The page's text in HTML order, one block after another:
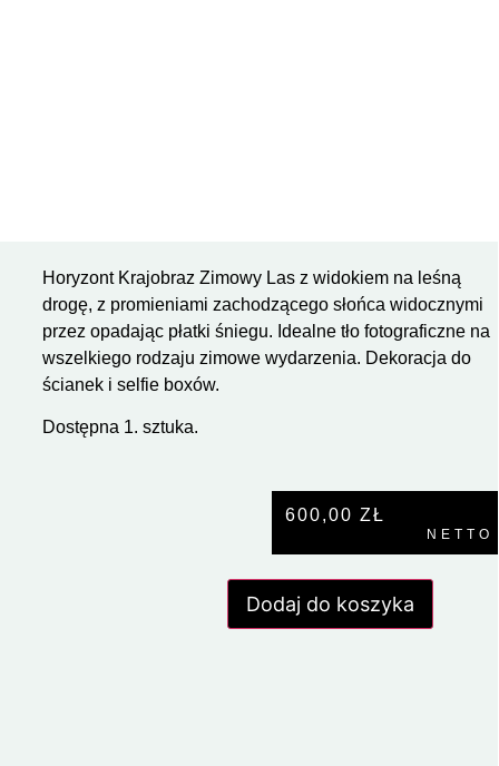
Horyzont Krajobraz Zimowy Las z widokiem na leśną
drogę, z promieniami zachodzącego słońca widocznymi
przez opadając płatki śniegu. Idealne tło fotograficzne na
wszelkiego rodzaju zimowe wydarzenia. Dekoracja do
ścianek i selfie boxów.
Dostępna 1. sztuka.
600,00 ZŁ
NETTO
Dodaj do koszyka